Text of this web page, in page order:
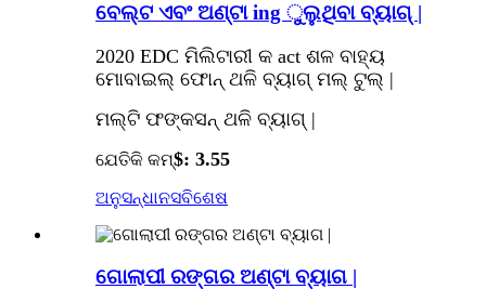
ବେଲ୍ଟ ଏବଂ ଅଣ୍ଟା ing ୁଲୁଥିବା ବ୍ୟାଗ୍ |
2020 EDC ମିଲିଟାରୀ କ act ଶଳ ବାହ୍ୟ
ମୋବାଇଲ୍ ଫୋନ୍ ଥଳି ବ୍ୟାଗ୍ ମଲ୍ ଟୁଲ୍ |
ମଲ୍ଟି ଫଙ୍କସନ୍ ଥଳି ବ୍ୟାଗ୍ |
ଯେତିକି କମ୍$: 3.55
ଅନୁସନ୍ଧାନସବିଶେଷ
ଗୋଲାପୀ ରଙ୍ଗର ଅଣ୍ଟା ବ୍ୟାଗ |